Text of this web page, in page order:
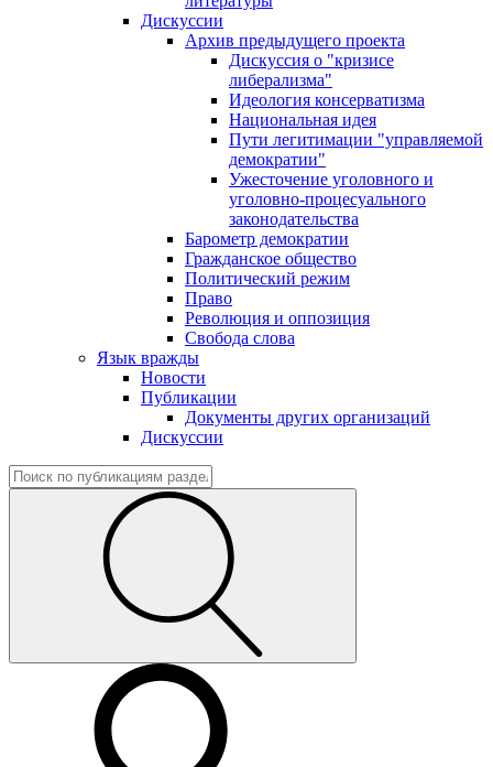
Дискуссии
Архив предыдущего проекта
Дискуссия о "кризисе
либерализма"
Идеология консерватизма
Национальная идея
Пути легитимации "управляемой
демократии"
Ужесточение уголовного и
уголовно-процесуального
законодательства
Барометр демократии
Гражданское общество
Политический режим
Право
Революция и оппозиция
Свобода слова
Язык вражды
Новости
Публикации
Документы других организаций
Дискуссии